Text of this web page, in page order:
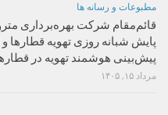
مطبوعات و رسانه ها
قائم‌مقام شرکت بهره‌برداری
پایش شبانه روزی تهویه قطارها
پیش‌بینی هوشمند تهویه در
مرداد ۱۵, ۱۴۰۵